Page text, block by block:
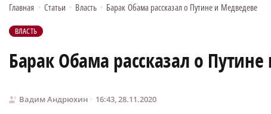
Главная • Статьи • Власть • Барак Обама рассказал о Путине и Медведеве
ВЛАСТЬ
Барак Обама рассказал о
Вадим Андрюхин 16:43, 28.11.2020